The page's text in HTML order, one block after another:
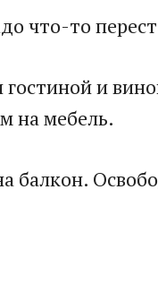
что-то
и
на мебель.
балкон.